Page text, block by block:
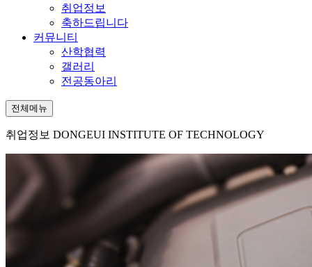
취업정보
축하드립니다
커뮤니티
산학협력
갤러리
전공동아리
전체메뉴
취업정보 DONGEUI INSTITUTE OF TECHNOLOGY